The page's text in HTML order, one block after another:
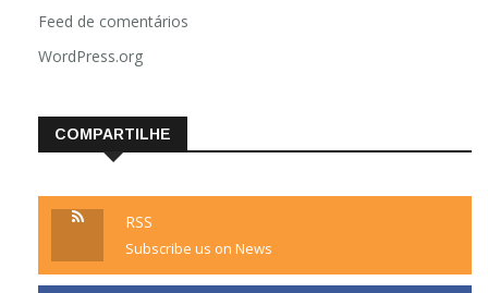
Feed de comentários
WordPress.org
COMPARTILHE
RSS
Subscribe us on News